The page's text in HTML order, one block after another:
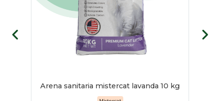
Arena sanitaria mistercat lavanda 10 kg